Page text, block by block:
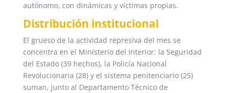
autónomo, con dinámicas y víctimas propias.
Distribución institucional
El grueso de la actividad represiva del mes se
concentra en el Ministerio del Interior: la Seguridad
del Estado (39 hechos), la Policía Nacional
Revolucionaria (28) y el sistema penitenciario (25)
suman, junto al Departamento Técnico de